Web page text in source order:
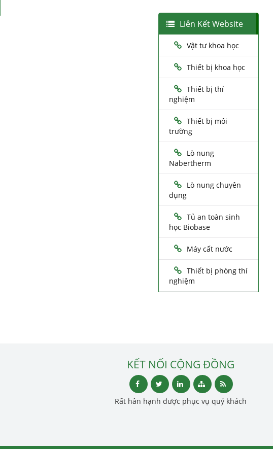
Liên Kết Website
Vật tư khoa học
Thiết bị khoa học
Thiết bị thí
nghiệm
Thiết bị môi
trường
Lò nung
Nabertherm
Lò nung chuyên
dụng
Tủ an toàn sinh
học Biobase
Máy cất nước
Thiết bị phòng thí
nghiệm
KẾT NỐI CỘNG ĐỒNG
Rất hân hạnh được phục vụ quý khách